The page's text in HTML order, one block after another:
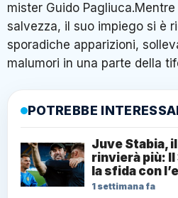
mister Guido
salvezza, il suo impiego si è
sporadiche apparizioni,
malumori in una parte della
POTREBBE
Juve Stabia,
rinvierà più: Il
la sfida con
1 settimana fa